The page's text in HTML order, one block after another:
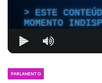
ESTE
MOMENTO
PARLAMENTO